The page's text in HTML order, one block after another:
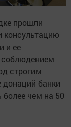
прошли
консультацию
и ее
строгим
донаций банки
чем на 50